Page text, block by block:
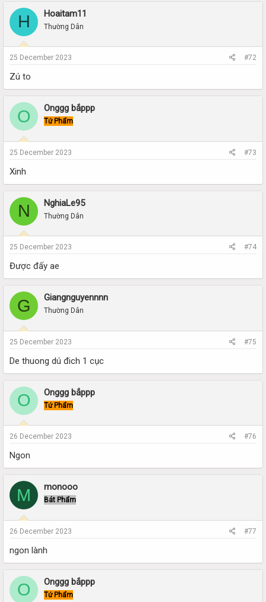
H Hoaitam11
Thường Dân
25 December 2023 #72
Zú to
O Onggg bắppp
Tứ Phẩm
25 December 2023 #73
Xinh
N NghiaLe95
Thường Dân
25 December 2023 #74
Được đấy ae
G Giangnguyennnn
Thường Dân
25 December 2023 #75
De thuong dú đich 1 cục
O Onggg bắppp
Tứ Phẩm
26 December 2023 #76
Ngon
M monooo
Bát Phẩm
26 December 2023 #77
ngon lành
O Onggg bắppp
Tứ Phẩm